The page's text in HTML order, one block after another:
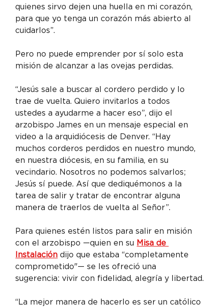
quienes sirvo dejen una huella en mi corazón,
para que yo tenga un corazón más abierto al
cuidarlos”.
Pero no puede emprender por sí solo esta
misión de alcanzar a las ovejas perdidas.
“Jesús sale a buscar al cordero perdido y lo
trae de vuelta. Quiero invitarlos a todos
ustedes a ayudarme a hacer eso”, dijo el
arzobispo James en un mensaje especial en
video a la arquidiócesis de Denver. “Hay
muchos corderos perdidos en nuestro mundo,
en nuestra diócesis, en su familia, en su
vecindario. Nosotros no podemos salvarlos;
Jesús sí puede. Así que dediquémonos a la
tarea de salir y tratar de encontrar alguna
manera de traerlos de vuelta al Señor”.
Para quienes estén listos para salir en misión
con el arzobispo —quien en su Misa de
Instalación dijo que estaba “completamente
comprometido"— se les ofreció una
sugerencia: vivir con fidelidad, alegría y libertad.
“La mejor manera de hacerlo es ser un católico